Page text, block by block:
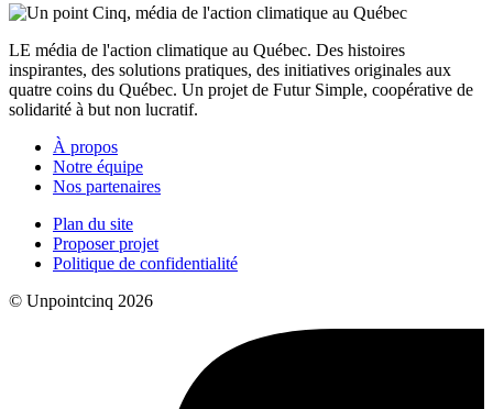
LE média de l'action climatique au Québec. Des histoires
inspirantes, des solutions pratiques, des initiatives originales aux
quatre coins du Québec. Un projet de Futur Simple, coopérative de
solidarité à but non lucratif.
À propos
Notre équipe
Nos partenaires
Plan du site
Proposer projet
Politique de confidentialité
© Unpointcinq 2026